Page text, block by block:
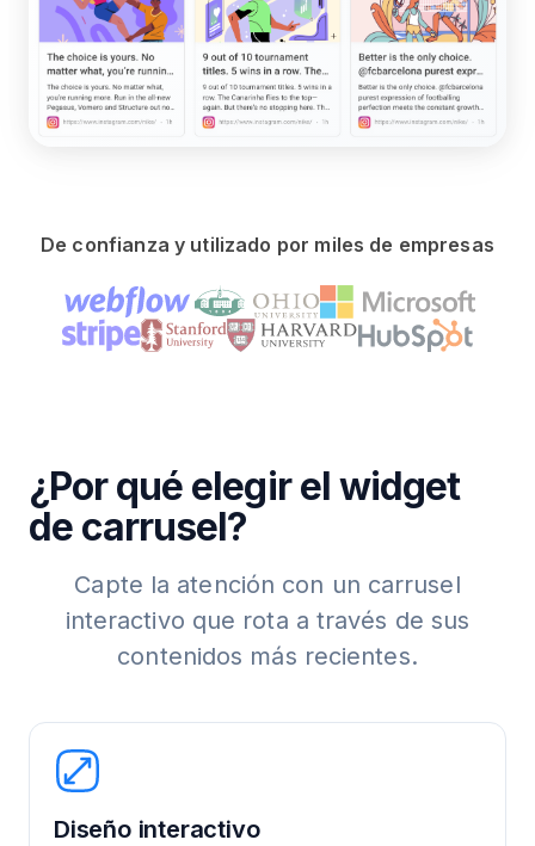
De confianza y utilizado por miles de empresas
¿Por qué elegir el widget
de carrusel?
Capte la atención con un carrusel
interactivo que rota a través de sus
contenidos más recientes.
Diseño interactivo